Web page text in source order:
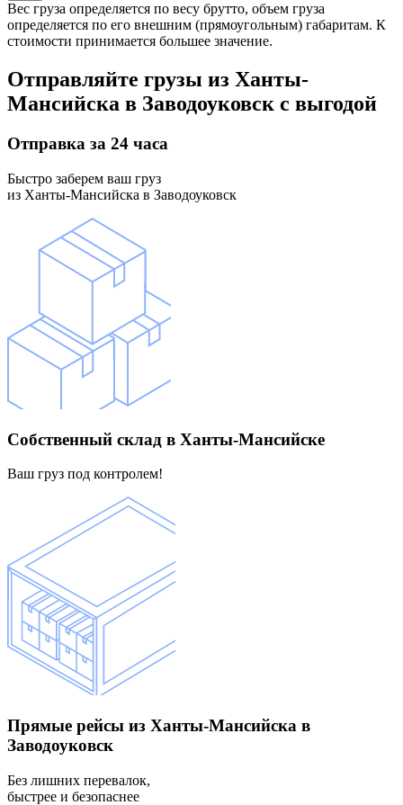
Вес груза определяется по весу брутто, объем груза
определяется по его внешним (прямоугольным) габаритам. К
стоимости принимается большее значение.
Отправляйте грузы из Ханты-
Мансийска в Заводоуковск с выгодой
Отправка за 24 часа
Быстро заберем ваш груз
из Ханты-Мансийска в Заводоуковск
Собственный склад в Ханты-Мансийске
Ваш груз под контролем!
Прямые рейсы из Ханты-Мансийска в
Заводоуковск
Без лишних перевалок,
быстрее и безопаснее